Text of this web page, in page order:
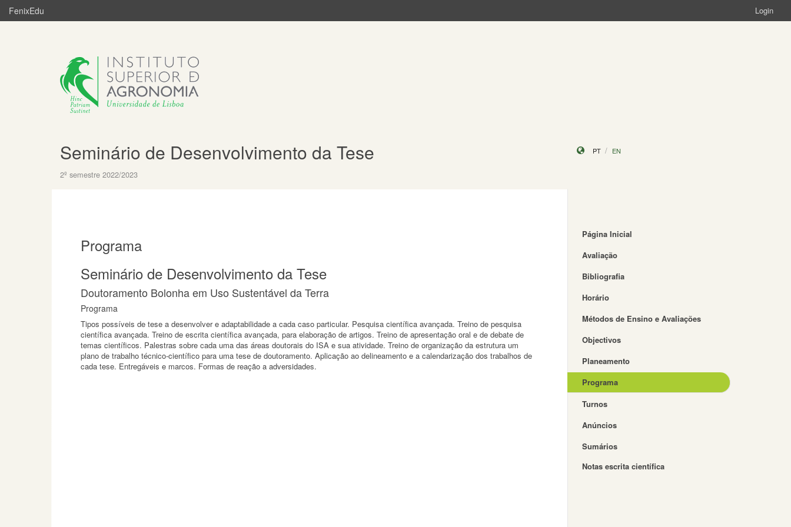
FenixEdu Login
Seminário de Desenvolvimento da Tese
2º semestre 2022/2023
PT EN
Programa
Seminário de Desenvolvimento da Tese
Doutoramento Bolonha em Uso Sustentável da Terra
Programa
Tipos possíveis de tese a desenvolver e adaptabilidade a cada caso particular. Pesquisa científica avançada. Treino de pesquisa
científica avançada. Treino de escrita científica avançada, para elaboração de artigos. Treino de apresentação oral e de debate de
temas científicos. Palestras sobre cada uma das áreas doutorais do ISA e sua atividade. Treino de organização da estrutura um
plano de trabalho técnico-científico para uma tese de doutoramento. Aplicação ao delineamento e a calendarização dos trabalhos de
cada tese. Entregáveis e marcos. Formas de reação a adversidades.
Página Inicial
Avaliação
Bibliografia
Horário
Métodos de Ensino e Avaliações
Objectivos
Planeamento
Programa
Turnos
Anúncios
Sumários
Notas escrita científica